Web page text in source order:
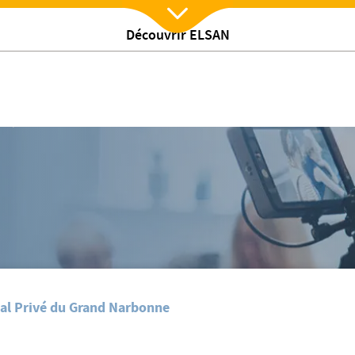
Découvrir ELSAN
Nx:Afficher menu
/Information visiteurs
Privé du Grand Narbonne